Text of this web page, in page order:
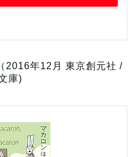
2016年12月 東京創元社 /
庫)